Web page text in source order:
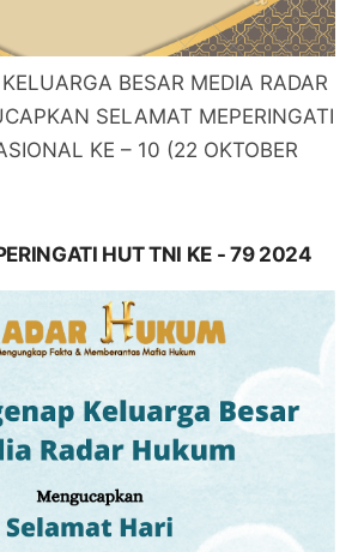
BESAR MEDIA RADAR
SELAMAT MEPERINGATI
KE – 10 (22 OKTOBER
HUT TNI KE - 79 2024